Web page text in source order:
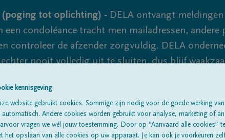
(poging tot oplichting) - DELA ontvangt
condoléance tracht men mailadressen,
controleer de afzender zorgvuldig. DELA
nooit volledig uit te sluiten, dus blijf
Alle rouwberichten
kennisgeving
website gebruikt cookies. Sommige zijn nodig voor de goede werking
automatisch. Andere cookies worden gebruikt voor analyse, marketing of
vragen we wél jouw toestemming. Door op “Aanvaard alle cookies”
het opslaan van alle cookies op uw apparaat. Je kan ook je voorkeuren